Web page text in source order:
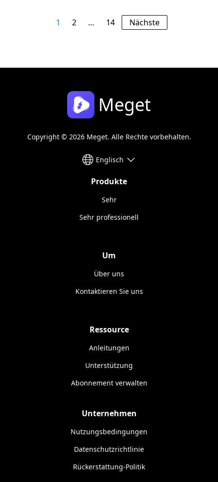
1 2 … 14 Nächste
Meget
Copyright © 2026 Meget. Alle Rechte vorbehalten.
Englisch
Produkte
Sehr
Sehr professionell
Um
Über uns
Kontaktieren Sie uns
Ressource
Anleitungen
Unterstützung
Abonnement verwalten
Unternehmen
Nutzungsbedingungen
Datenschutzrichtlinie
Rückerstattung-Politik